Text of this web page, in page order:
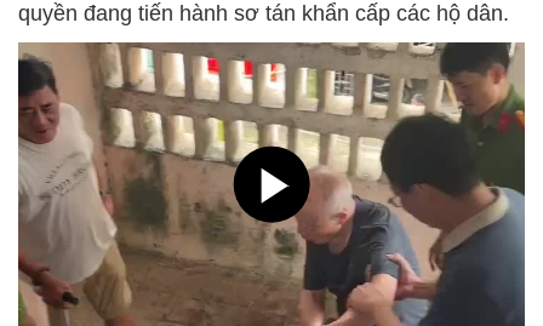
quyền đang tiến hành sơ tán khẩn cấp các hộ dân.